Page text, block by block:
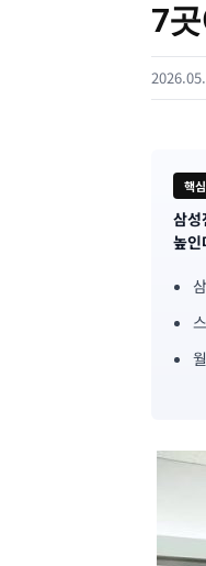
7
핵
기
심
삼성
높인